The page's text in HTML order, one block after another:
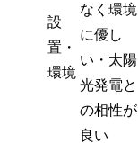
設
置・
環境
なく環境
に優し
い・太陽
光発電と
の相性が
良い